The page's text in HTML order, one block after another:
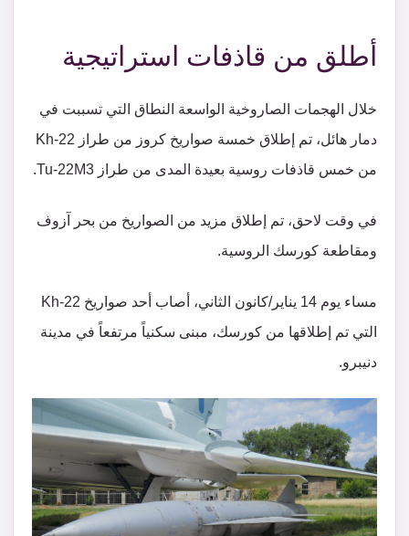
أطلق من قاذفات استراتيجية
خلال الهجمات الصاروخية الواسعة النطاق التي تسببت في
دمار هائل، تم إطلاق خمسة صواريخ كروز من طراز Kh-22
من خمس قاذفات روسية بعيدة المدى من طراز Tu-22M3.
في وقت لاحق، تم إطلاق مزيد من الصواريخ من بحر آزوف
ومقاطعة كورسك الروسية.
مساء يوم 14 يناير/كانون الثاني، أصاب أحد صواريخ Kh-22
التي تم إطلاقها من كورسك، مبنى سكنياً مرتفعاً في مدينة
دنيبرو.